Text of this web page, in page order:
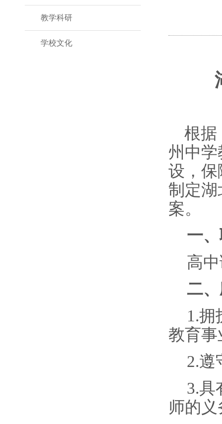
教学科研
学校文化
根据
州中学
设，保
制定湖
案。
一
高
二
1.拥
教育事
2.遵
3.具
师的